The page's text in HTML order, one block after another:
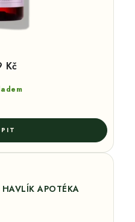
Kč
APOTÉKA